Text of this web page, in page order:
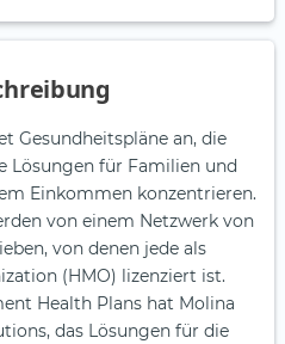
Gesundheitspläne an, die
Lösungen für Familien und
Einkommen konzentrieren.
von einem Netzwerk von
von denen jede als
(HMO) lizenziert ist.
Health Plans hat Molina
das Lösungen für die